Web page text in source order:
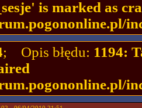
is marked as
; Opis błędu: 1194: